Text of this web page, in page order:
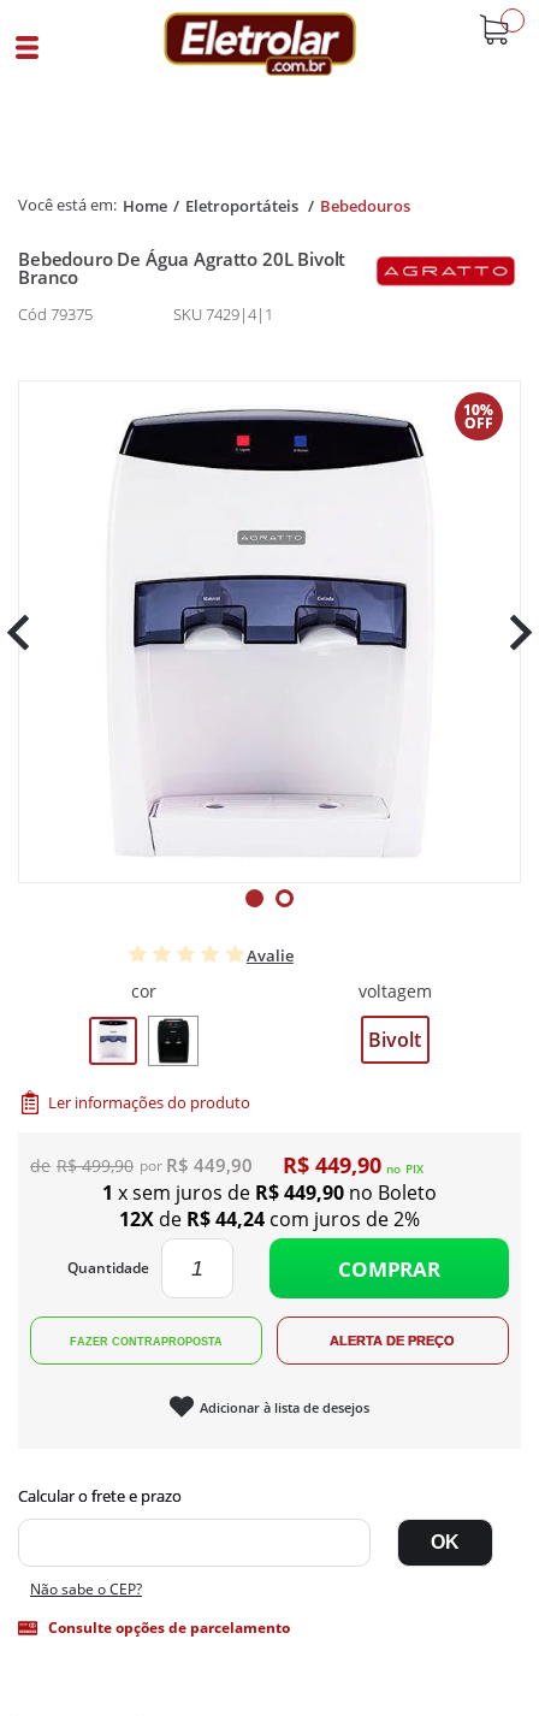
Home Eletroportáteis Bebedouros
Bebedouro De Água Agratto 20L Bivolt
Branco
Cód 79375 SKU 7429|4|1
10%
OFF
Avalie
cor voltagem
Bivolt
Ler informações do produto
R$ 499,90 R$ 449,90 R$ 449,90 no PIX
1 x sem juros de R$ 449,90 no Boleto
12X de R$ 44,24 com juros de 2%
Quantidade COMPRAR
Adicionar à lista de desejos
Não sabe o CEP?
Consulte opções de parcelamento